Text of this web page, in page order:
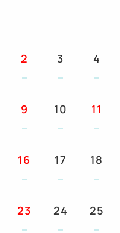
ご朝食
おもてなし
2 3 4
9 10 11
16 17 18
23 24 25